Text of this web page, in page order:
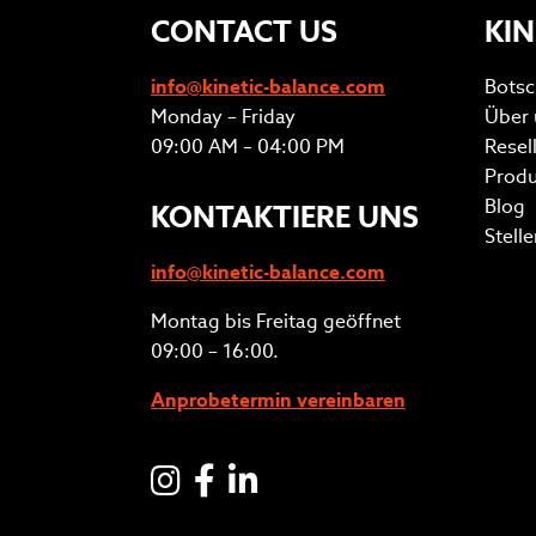
CONTACT US
info@kinetic-balance.com
Monday – Friday
09:00 AM – 04:00 PM
KONTAKTIERE UNS
info@kinetic-balance.com
Montag bis Freitag geöffnet
09:00 – 16:00.
Anprobetermin vereinbaren
Instagram
Facebook
Über
Blog